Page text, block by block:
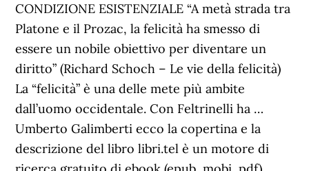
CONDIZIONE ESISTENZIALE “A metà strada tra
Platone e il Prozac, la felicità ha smesso di
essere un nobile obiettivo per diventare un
diritto” (Richard Schoch – Le vie della felicità)
La “felicità” è una delle mete più ambite
dall’uomo occidentale. Con Feltrinelli ha …
Umberto Galimberti ecco la copertina e la
descrizione del libro libri.tel è un motore di